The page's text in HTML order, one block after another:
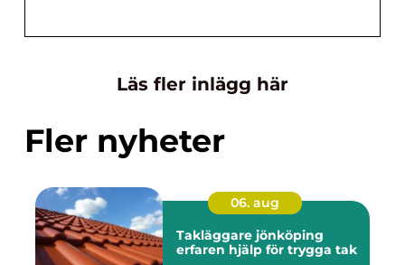
Läs fler inlägg här
Fler nyheter
06. aug
Takläggare jönköping
erfaren hjälp för trygga tak